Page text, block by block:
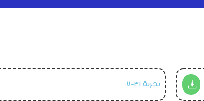
تجربة ٣١-٧